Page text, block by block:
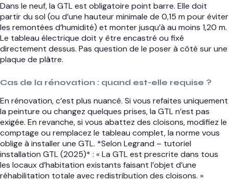
Dans le neuf, la GTL est obligatoire point barre. Elle doit
partir du sol (ou d’une hauteur minimale de 0,15 m pour éviter
les remontées d’humidité) et monter jusqu’à au moins 1,20 m.
Le tableau électrique doit y être encastré ou fixé
directement dessus. Pas question de le poser à côté sur une
plaque de plâtre.
Cas de la rénovation : quand est-elle requise ?
En rénovation, c’est plus nuancé. Si vous refaites uniquement
la peinture ou changez quelques prises, la GTL n’est pas
exigée. En revanche, si vous abattez des cloisons, modifiez le
comptage ou remplacez le tableau complet, la norme vous
oblige à installer une GTL. *Selon Legrand – tutoriel
installation GTL (2025)* : « La GTL est prescrite dans tous
les locaux d’habitation existants faisant l’objet d’une
réhabilitation totale avec redistribution des cloisons. »